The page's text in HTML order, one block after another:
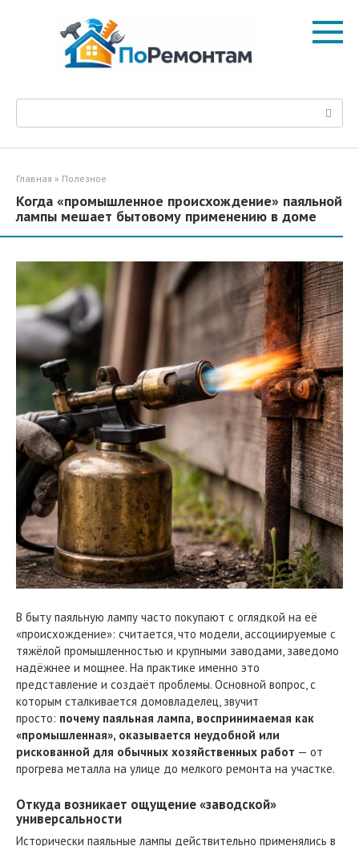
Поиск:
Главная » Полезное
Когда «промышленное происхождение» паяльной
лампы мешает бытовому применению в доме
В быту паяльную лампу часто покупают с оглядкой на её
«происхождение»: считается, что модели, ассоциируемые с
тяжёлой промышленностью и крупными заводами, заведомо
надёжнее и мощнее. На практике именно это
представление и создаёт проблемы. Основной вопрос, с
которым сталкивается домовладелец, звучит
просто: почему паяльная лампа, воспринимаемая как
«промышленная», оказывается неудобной или
рискованной для обычных хозяйственных работ — от
прогрева металла на улице до мелкого ремонта на участке.
Откуда возникает ощущение «заводской»
универсальности
Исторически паяльные лампы действительно применялись в